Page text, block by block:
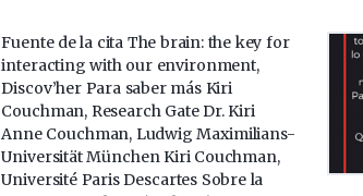
Fuente de la cita The brain: the key for
interacting with our environment,
Discov’her Para saber más Kiri
Couchman, Research Gate Dr. Kiri
Anne Couchman, Ludwig Maximilians-
Universität München Kiri Couchman,
Université Paris Descartes Sobre la